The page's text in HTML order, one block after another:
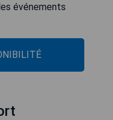
événements